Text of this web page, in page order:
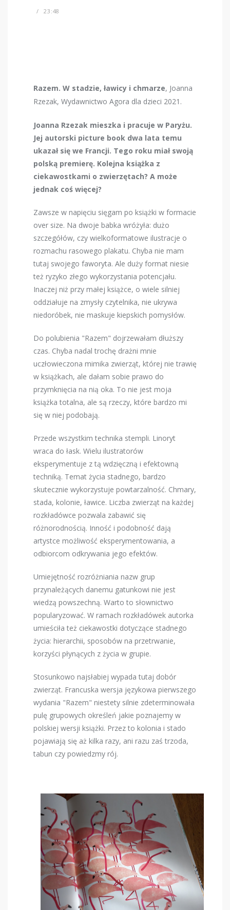
23:48
Razem. W stadzie, ławicy i chmarze, Joanna
Rzezak, Wydawnictwo Agora dla dzieci 2021.
Joanna Rzezak mieszka i pracuje w Paryżu.
Jej autorski picture book dwa lata temu
ukazał się we Francji. Tego roku miał swoją
polską premierę. Kolejna książka z
ciekawostkami o zwierzętach? A może
jednak coś więcej?
Zawsze w napięciu sięgam po książki w formacie
over size. Na dwoje babka wróżyła: dużo
szczegółów, czy wielkoformatowe ilustracje o
rozmachu rasowego plakatu. Chyba nie mam
tutaj swojego faworyta. Ale duży format niesie
też ryzyko złego wykorzystania potencjału.
Inaczej niż przy małej książce, o wiele silniej
oddziałuje na zmysły czytelnika, nie ukrywa
niedoróbek, nie maskuje kiepskich pomysłów.
Do polubienia "Razem" dojrzewałam dłuższy
czas. Chyba nadal trochę drażni mnie
uczłowieczona mimika zwierząt, której nie trawię
w książkach, ale dałam sobie prawo do
przymknięcia na nią oka. To nie jest moja
książka totalna, ale są rzeczy, które bardzo mi
się w niej podobają.
Przede wszystkim technika stempli. Linoryt
wraca do łask. Wielu ilustratorów
eksperymentuje z tą wdzięczną i efektowną
techniką. Temat życia stadnego, bardzo
skutecznie wykorzystuje powtarzalność. Chmary,
stada, kolonie, ławice. Liczba zwierząt na każdej
rozkładówce pozwala zabawić się
różnorodnością. Inność i podobność dają
artystce możliwość eksperymentowania, a
odbiorcom odkrywania jego efektów.
Umiejętność rozróżniania nazw grup
przynależących danemu gatunkowi nie jest
wiedzą powszechną. Warto to słownictwo
popularyzować. W ramach rozkładówek autorka
umieściła też ciekawostki dotyczące stadnego
życia: hierarchii, sposobów na przetrwanie,
korzyści płynących z życia w grupie.
Stosunkowo najsłabiej wypada tutaj dobór
zwierząt. Francuska wersja językowa pierwszego
wydania "Razem" niestety silnie zdeterminowała
pulę grupowych określeń jakie poznajemy w
polskiej wersji książki. Przez to kolonia i stado
pojawiają się aż kilka razy, ani razu zaś trzoda,
tabun czy powiedzmy rój.